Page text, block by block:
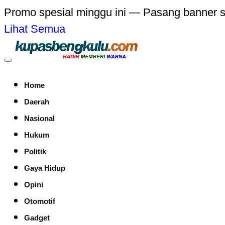
Promo spesial minggu ini — Pasang banner
Lihat Semua
Home
Daerah
Nasional
Hukum
Politik
Gaya Hidup
Opini
Otomotif
Gadget